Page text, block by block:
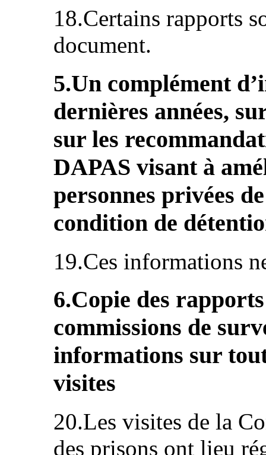
18.Certains rapports
document.
5.Un complément
dernières années,
sur les
DAPAS visant à
personnes privées
condition de
19.Ces informations
6.Copie des
commissions de
informations sur
visites
20.Les visites de la
des prisons ont lieu